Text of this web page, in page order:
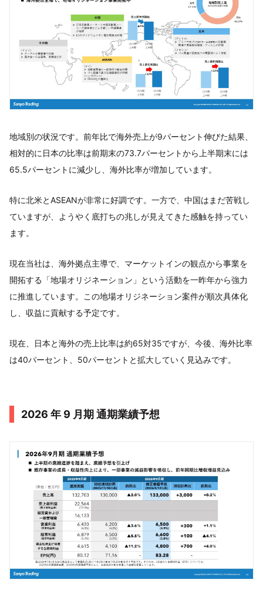
地域別の状況です。前年比で海外売上が9パーセント伸びた結果、
相対的に日本の比率は前期末の73.7パーセントから上半期末には
65.5パーセントに減少し、海外比率が増加しています。
特に北米とASEANが非常に好調です。一方で、中国はまだ苦戦し
ていますが、ようやく底打ちの兆しが見えてきた感触を持ってい
ます。
現在当社は、海外拠点主導で、マーケットインの観点から事業を
開拓する「地場オリジネーション」という活動を一昨年から強力
に推進しています。この地場オリジネーション案件が順次具体化
し、収益に貢献する予定です。
現在、日本と海外の売上比率は約65対35ですが、今後、海外比率
は40パーセント、50パーセントと拡大していく見込みです。
2026 年 9 月期 通期業績予想